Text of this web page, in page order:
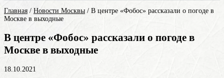
Главная / Новости Москвы / В центре «Фобос» рассказали о погоде в
Москве в выходные
В центре «Фобос» рассказали о погоде в
Москве в выходные
18.10.2021